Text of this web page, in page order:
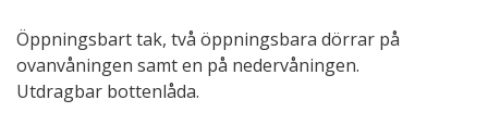
Öppningsbart tak, två öppningsbara dörrar på
ovanvåningen samt en på nedervåningen.
Utdragbar bottenlåda.